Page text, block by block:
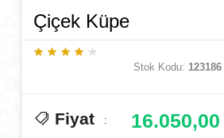
Çiçek Küpe
Stok Kodu: 123186
Fiyat :
16.050,00